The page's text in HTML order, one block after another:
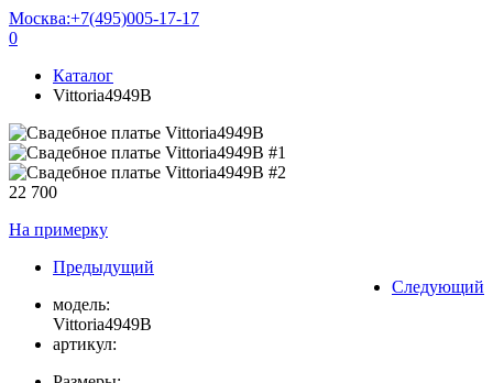
Москва:+7(495)005-17-17
0
Каталог
Vittoria4949B
22 700
На примерку
Предыдущий
Следующий
модель:
Vittoria4949B
артикул: